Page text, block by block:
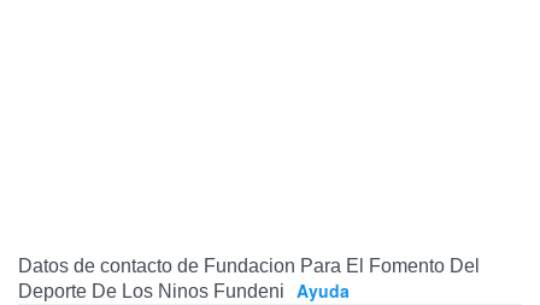
Datos de contacto de Fundacion Para El Fomento Del
Deporte De Los Ninos Fundeni
Ayuda